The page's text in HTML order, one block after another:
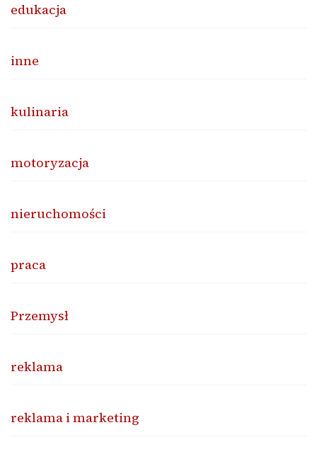
edukacja
inne
kulinaria
motoryzacja
nieruchomości
praca
Przemysł
reklama
reklama i marketing